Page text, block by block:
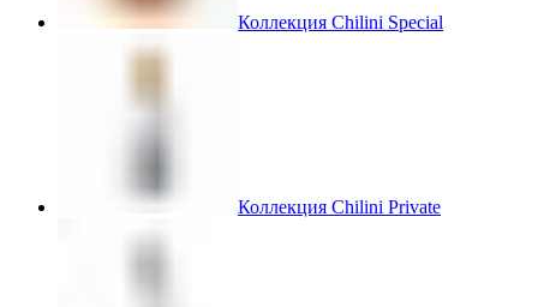
Коллекция Chilini Special
Коллекция Chilini Private